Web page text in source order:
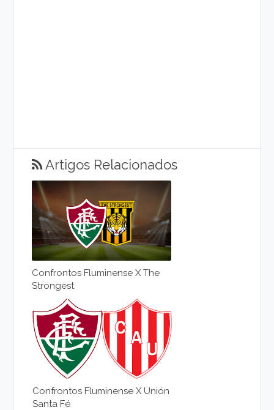
Artigos Relacionados
Confrontos Fluminense X The
Strongest
Confrontos Fluminense X Unión
Santa Fé